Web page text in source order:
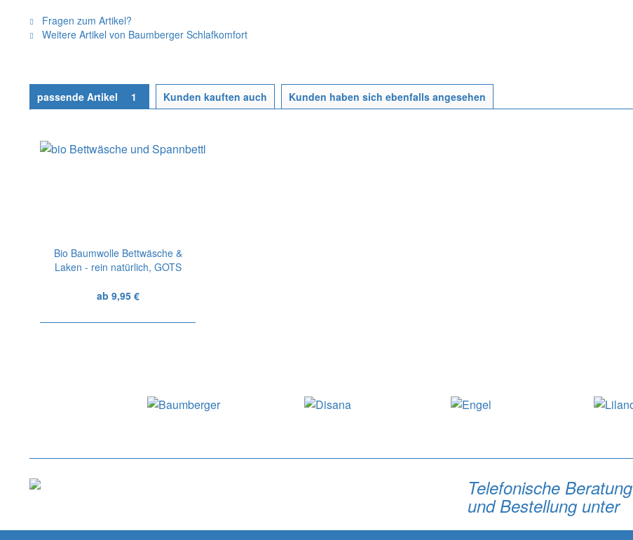
Fragen zum Artikel?
Weitere Artikel von Baumberger Schlafkomfort
passende Artikel 1 Kunden kauften auch Kunden haben sich ebenfalls angesehen
Bio Baumwolle Bettwäsche &
Laken - rein natürlich, GOTS
ab 9,95 €
Telefonische Beratung
und Bestellung unter